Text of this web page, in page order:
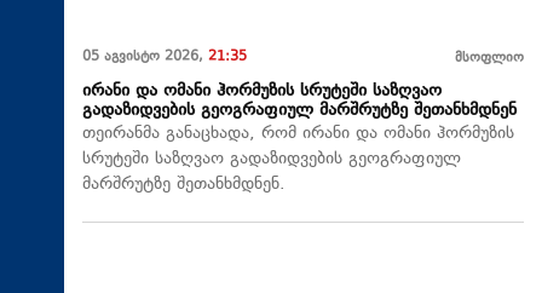
05 აგვისტო 2026, 21:35 მსოფლიო
ირანი და ომანი ჰორმუზის სრუტეში საზღვაო
გადაზიდვების გეოგრაფიულ მარშრუტზე შეთანხმდნენ
თეირანმა განაცხადა, რომ ირანი და ომანი ჰორმუზის
სრუტეში საზღვაო გადაზიდვების გეოგრაფიულ
მარშრუტზე შეთანხმდნენ.